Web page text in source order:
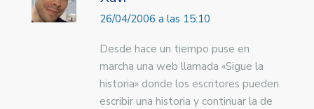
26/04/2006 a las 15:10
Desde hace un tiempo puse en
marcha una web llamada «Sigue la
historia» donde los escritores pueden
escribir una historia y continuar la de